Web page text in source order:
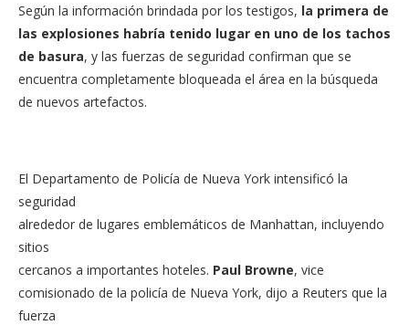
Según la información brindada por los testigos, la primera de
las explosiones habría tenido lugar en uno de los tachos
de basura, y las fuerzas de seguridad confirman que se
encuentra completamente bloqueada el área en la búsqueda
de nuevos artefactos.
El Departamento de Policía de Nueva York intensificó la
seguridad
alrededor de lugares emblemáticos de Manhattan, incluyendo
sitios
cercanos a importantes hoteles. Paul Browne, vice
comisionado de la policía de Nueva York, dijo a Reuters que la
fuerza